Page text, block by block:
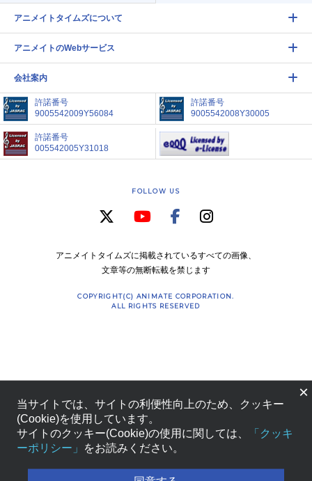
アニメイトタイムズについて
アニメイトのWebサービス
会社案内
許諾番号
9005542009Y56084
許諾番号
9005542008Y30005
許諾番号
005542005Y31018
FOLLOW US
アニメイトタイムズに掲載されているすべての画像、
文章等の無断転載を禁じます
COPYRIGHT(C) ANIMATE CORPORATION.
ALL RIGHTS RESERVED
×
当サイトでは、サイトの利便性向上のため、クッキー
(Cookie)を使用しています。
サイトのクッキー(Cookie)の使用に関しては、
「クッキ
ーポリシー」
をお読みください。